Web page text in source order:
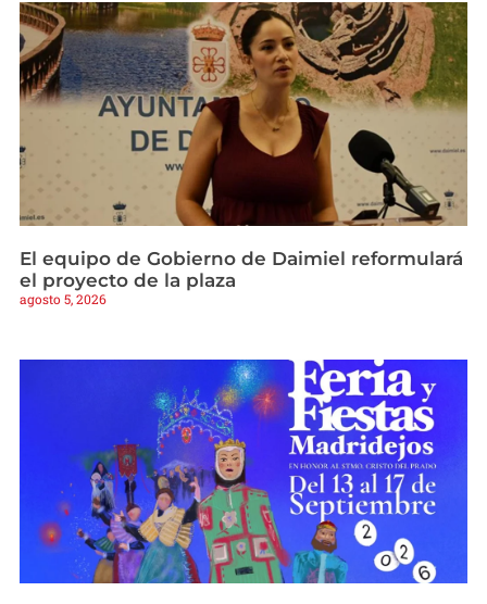
El equipo de Gobierno de Daimiel reformulará
el proyecto de la plaza
agosto 5, 2026